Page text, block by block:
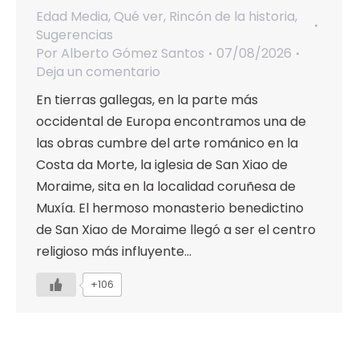
Edad Media, Qué ver, Rincón de la historia,
Sugerencias
Por Alberto Gómez Santos
07/08/2026
Deja un comentario
En tierras gallegas, en la parte más
occidental de Europa encontramos una de
las obras cumbre del arte románico en la
Costa da Morte, la iglesia de San Xiao de
Moraime, sita en la localidad coruñesa de
Muxía. El hermoso monasterio benedictino
de San Xiao de Moraime llegó a ser el centro
religioso más influyente…
+106